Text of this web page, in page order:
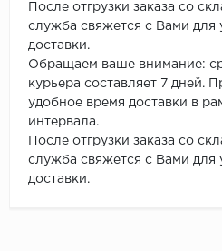
После отгрузки заказа со
служба свяжется с Вами для
доставки.
Обращаем ваше внимание:
курьера составляет 7 дней.
удобное время доставки в
интервала.
После отгрузки заказа со
служба свяжется с Вами для
доставки.